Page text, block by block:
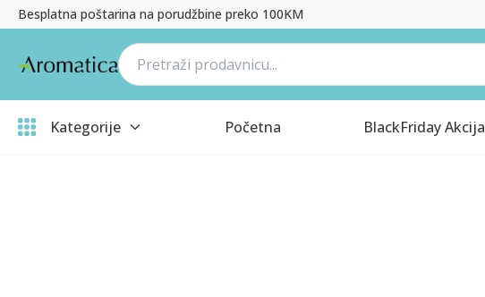
Besplatna poštarina na porudžbine preko 100KM
Kategorije Početna BlackFriday Akcija